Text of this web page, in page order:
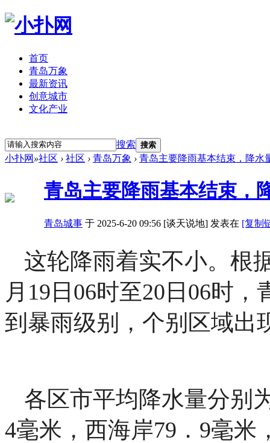
首页
青岛万象
最新资讯
创意城市
文化产业
搜索 搜索
小扑网 »社区 › 社区 › 青岛万象 › 青岛主要降雨基本结束，降水
青岛主要降雨基本结束，
青岛城事 于 2025-6-20 09:56 [谈天说地] 发表在 [复制
这轮降雨着实不小。根
月19日06时至20日06时
到暴雨级别，个别区域出
各区市平均降水量分别
4毫米，西海岸79．9毫米